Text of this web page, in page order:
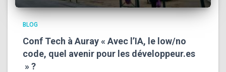
BLOG
Conf Tech à Auray « Avec l’IA, le low/no
code, quel avenir pour les développeur.es
» ?